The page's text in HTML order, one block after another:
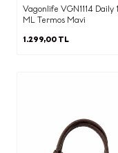
Vagonlife VGN1114 Daily
ML Termos Mavi
1.299,00 TL
e) İşlenen
(b)
amaçların